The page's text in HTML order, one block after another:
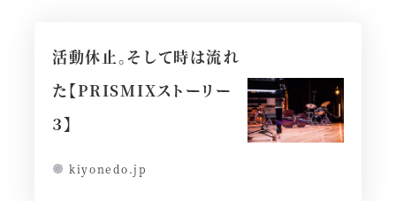
活動休止。そして時は流れ
た【PRISMIXストーリー
３】
kiyonedo.jp